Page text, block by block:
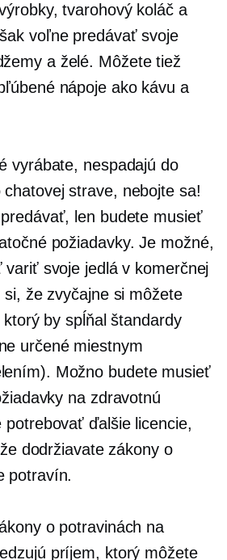
tvarohový koláč a
voľne predávať svoje
a želé. Môžete tiež
nápoje ako kávu a
vyrábate, nespadajú do
strave, nebojte sa!
len budete musieť
požiadavky. Je možné,
variť svoje jedlá v komerčnej
si, že zvyčajne si môžete
by spĺňal štandardy
určené miestnym
Možno budete musieť
na zdravotnú
potrebovať ďalšie licencie,
dodržiavate zákony o
potravín.
o potravinách na
príjem, ktorý môžete